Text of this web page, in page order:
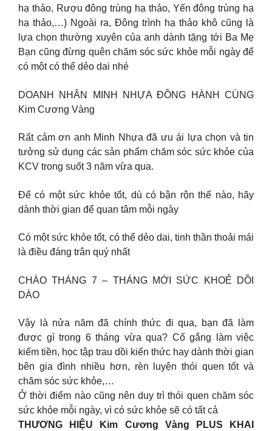
hạ thảo, Rượu đông trùng hạ thảo, Yến đông trùng hạ
hạ thảo,…) Ngoài ra, Đông trình hạ thảo khô cũng là
lựa chọn thường xuyên của anh dành tặng tới Ba Mẹ
Bạn cũng đừng quên chăm sóc sức khỏe mỗi ngày để
có một có thể dẻo dai nhé
DOANH NHÂN MINH NHỰA ĐỒNG HÀNH CÙNG
Kim Cương Vàng
Rất cảm ơn anh Minh Nhựa đã ưu ái lựa chọn và tin
tưởng sử dụng các sản phẩm chăm sóc sức khỏe của
KCV trong suốt 3 năm vừa qua.
Để có một sức khỏe tốt, dù có bận rộn thế nào, hãy
dành thời gian để quan tâm mỗi ngày
Có một sức khỏe tốt, có thể dẻo dai, tinh thần thoải mái
là điều đáng trân quý nhất
CHÀO THÁNG 7 – THÁNG MỚI SỨC KHOẺ DỒI
DÀO
Vậy là nửa năm đã chính thức đi qua, bạn đã làm
được gì trong 6 tháng vừa qua? Cố gắng làm việc
kiếm tiền, học tập trau dồi kiến thức hay dành thời gian
bên gia đình nhiều hơn, rèn luyện thói quen tốt và
chăm sóc sức khỏe,…
Ở thời điểm nào cũng nên duy trì thói quen chăm sóc
sức khỏe mỗi ngày, vì có sức khỏe sẽ có tất cả
THƯƠNG HIỆU Kim Cương Vàng PLUS KHAI